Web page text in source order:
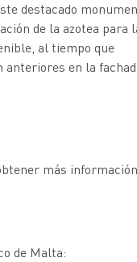
destacado
de la azotea para
al tiempo que
en la
más
de Malta: